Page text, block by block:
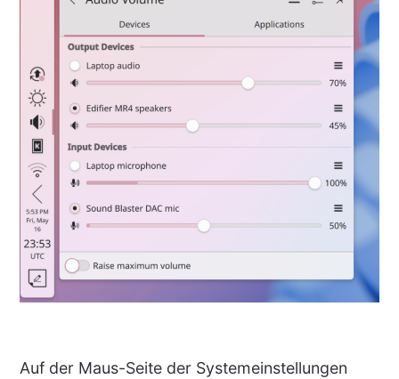
Auf der Maus-Seite der Systemeinstellungen